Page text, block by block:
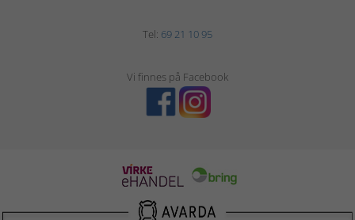
Tel: 69 21 10 95
Vi finnes på Facebook